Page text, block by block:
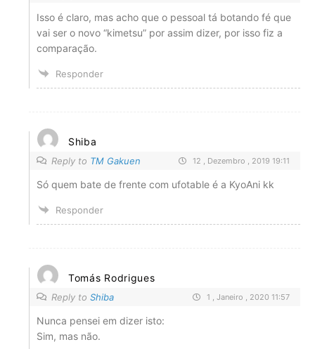
Isso é claro, mas acho que o pessoal tá botando fé que
vai ser o novo “kimetsu” por assim dizer, por isso fiz a
comparação.
Responder
Shiba
Reply to TM Gakuen 12 , Dezembro , 2019 19:11
Só quem bate de frente com ufotable é a KyoAni kk
Responder
Tomás Rodrigues
Reply to Shiba 1 , Janeiro , 2020 11:57
Nunca pensei em dizer isto:
Sim, mas não.